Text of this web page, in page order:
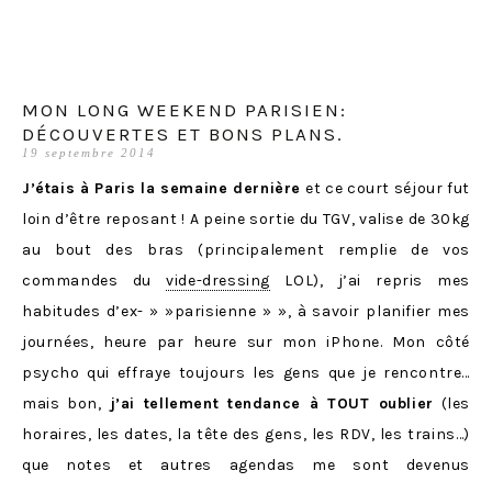
MON LONG WEEKEND PARISIEN:
DÉCOUVERTES ET BONS PLANS.
19 septembre 2014
J’étais à Paris la semaine dernière et ce court séjour fut
loin d’être reposant ! A peine sortie du TGV, valise de 30kg
au bout des bras (principalement remplie de vos
commandes duvide-dressing LOL), j’ai repris mes
habitudes d’ex- » »parisienne » », à savoir planifier mes
journées, heure par heure sur mon iPhone. Mon côté
psycho qui effraye toujours les gens que je rencontre…
mais bon, j’ai tellement tendance à TOUT oublier (les
horaires, les dates, la tête des gens, les RDV, les trains…)
que notes et autres agendas me sont devenus